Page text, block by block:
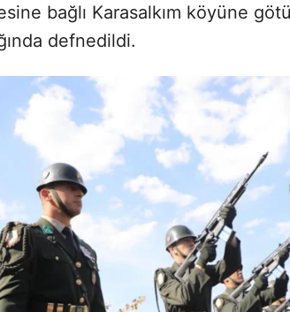
bağlı Karasalkım köyüne
defnedildi.